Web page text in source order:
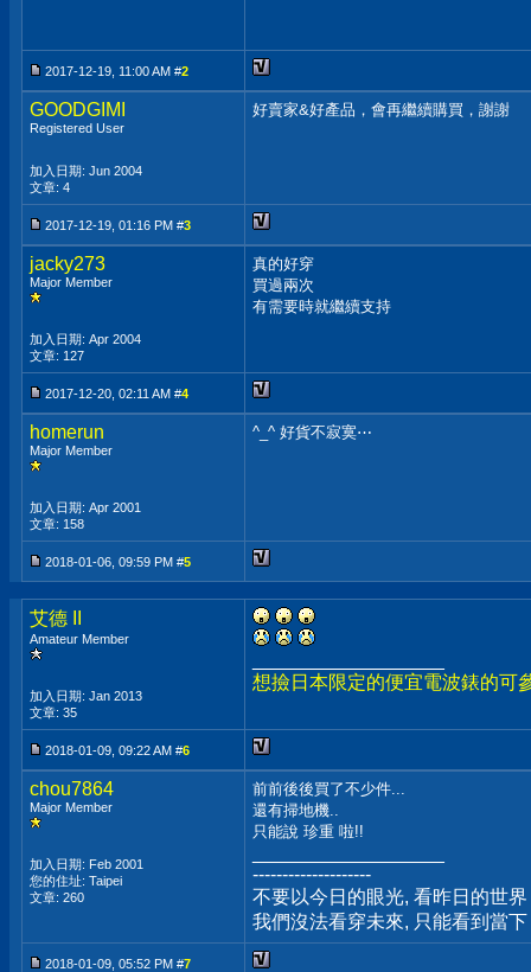
2017-12-19, 11:00 AM #2
GOODGIMI
Registered User
加入日期: Jun 2004
文章: 4
好賣家&好產品，會再繼續購買，謝謝
2017-12-19, 01:16 PM #3
jacky273
Major Member
加入日期: Apr 2004
文章: 127
真的好穿
買過兩次
有需要時就繼續支持
2017-12-20, 02:11 AM #4
homerun
Major Member
加入日期: Apr 2001
文章: 158
^_^ 好貨不寂寞⋯
2018-01-06, 09:59 PM #5
艾德 II
Amateur Member
加入日期: Jan 2013
文章: 35
想撿日本限定的便宜電波錶的可
2018-01-09, 09:22 AM #6
chou7864
Major Member
加入日期: Feb 2001
您的住址: Taipei
文章: 260
前前後後買了不少件...
還有掃地機..
只能說 珍重 啦!!
--------------------
不要以今日的眼光, 看昨日的世界
我們沒法看穿未來, 只能看到當下
2018-01-09, 05:52 PM #7